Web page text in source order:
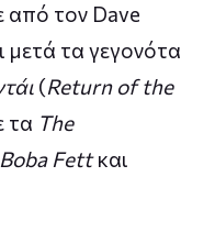
από τον Dave
μετά τα γεγονότα
(Return of the
τα The
Fettκαι